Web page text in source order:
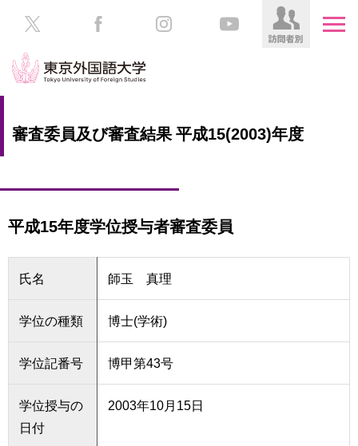
案
大
院
育
研
験
方
在
生
の
者
方
卒
審査委員及び審査結果 平成15(2003)年度
平成15年度学位授与者審査委員
氏名 師玉 真理
学位の種類 博士(学術)
学位記番号 博甲第43号
学位授与の
日付
2003年10月15日